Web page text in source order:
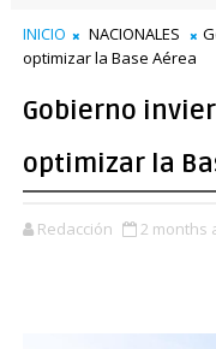
INICIO NACIONALES
optimizar la Base Aérea
Gobierno
optimizar la
Redacción 2 months